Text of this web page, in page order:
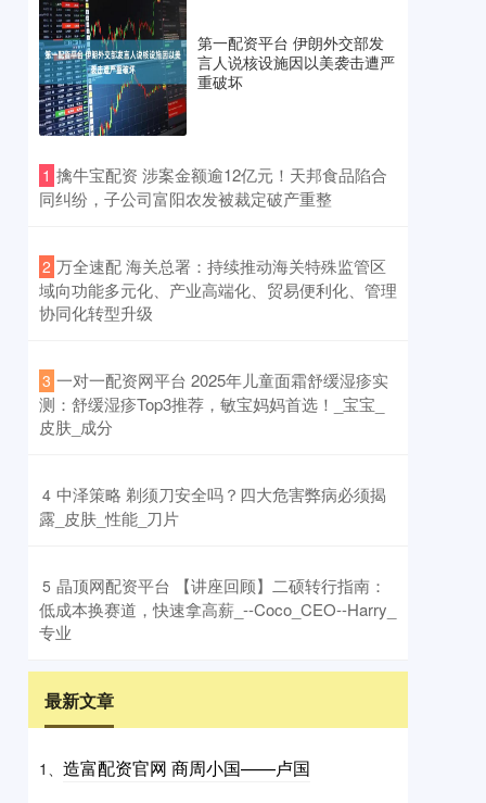
第一配资平台 伊朗外交部发
言人说核设施因以美袭击遭严
重破坏
1 ​擒牛宝配资 涉案金额逾12亿元！天邦食品陷合
同纠纷，子公司富阳农发被裁定破产重整
2 ​万全速配 海关总署：持续推动海关特殊监管区
域向功能多元化、产业高端化、贸易便利化、管理
协同化转型升级
3 ​一对一配资网平台 2025年儿童面霜舒缓湿疹实
测：舒缓湿疹Top3推荐，敏宝妈妈首选！_宝宝_
皮肤_成分
4 ​中泽策略 剃须刀安全吗？四大危害弊病必须揭
露_皮肤_性能_刀片
5 ​晶顶网配资平台 【讲座回顾】二硕转行指南：
低成本换赛道，快速拿高薪_--Coco_CEO--Harry_
专业
最新文章
1、 造富配资官网 商周小国——卢国